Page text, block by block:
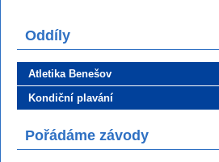
Oddíly
Atletika Benešov
Kondiční plavání
Pořádáme závody